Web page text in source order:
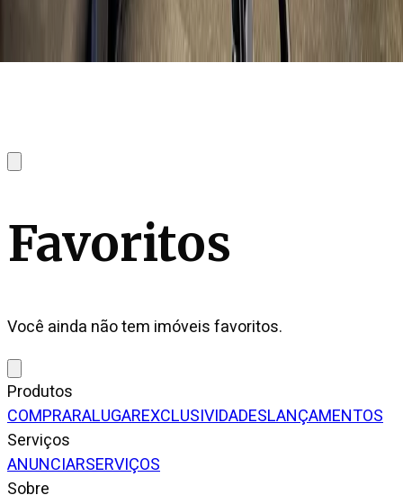
Favoritos
Você ainda não tem imóveis favoritos.
Produtos
COMPRARALUGAREXCLUSIVIDADESLANÇAMENTOS
Serviços
ANUNCIARSERVIÇOS
Sobre